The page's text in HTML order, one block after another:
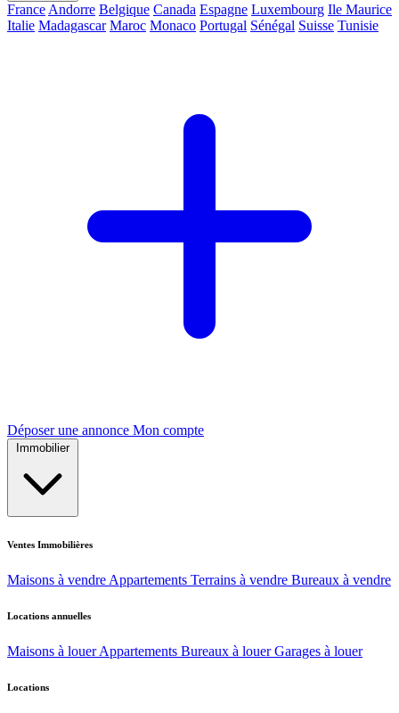
France Andorre Belgique Canada Espagne Luxembourg Ile Maurice
Italie Madagascar Maroc Monaco Portugal Sénégal Suisse Tunisie
Déposer une annonce Mon compte
Immobilier
Ventes Immobilières
Maisons à vendre Appartements Terrains à vendre Bureaux à vendre
Locations annuelles
Maisons à louer Appartements Bureaux à louer Garages à louer
Locations